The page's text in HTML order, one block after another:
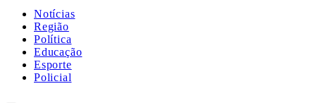
Notícias
Região
Política
Educação
Esporte
Policial